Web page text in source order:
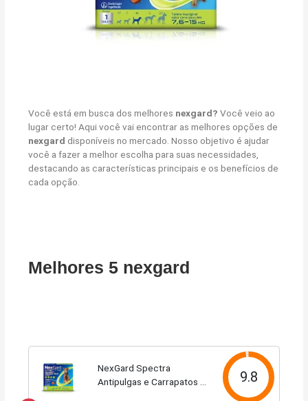
Você está em busca dos melhores nexgard? Você veio ao
lugar certo! Aqui você vai encontrar as melhores opções de
nexgard disponíveis no mercado. Nosso objetivo é ajudar
você a fazer a melhor escolha para suas necessidades,
destacando as características principais e os benefícios de
cada opção.
Melhores 5 nexgard
NexGard Spectra
Antipulgas e Carrapatos e
9.8